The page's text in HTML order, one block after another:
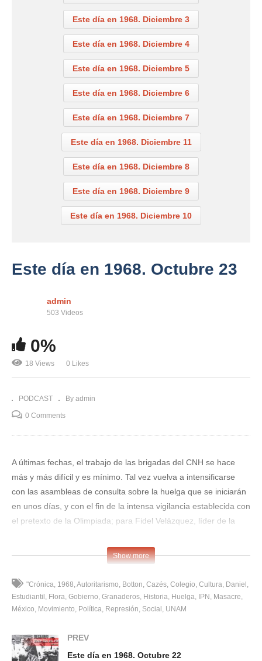
Este día en 1968. Diciembre 3
Este día en 1968. Diciembre 4
Este día en 1968. Diciembre 5
Este día en 1968. Diciembre 6
Este día en 1968. Diciembre 7
Este día en 1968. Diciembre 11
Este día en 1968. Diciembre 8
Este día en 1968. Diciembre 9
Este día en 1968. Diciembre 10
Este día en 1968. Octubre 23
admin
503 Videos
0%
18 Views 0 Likes
PODCAST By admin
0 Comments
A últimas fechas, el trabajo de las brigadas del CNH se hace
más y más difícil y es mínimo. Tal vez vuelva a intensificarse
con las asambleas de consulta sobre la huelga que se iniciarán
en unos días, y con el fin de la intensa vigilancia establecida con
el pretexto de la Olimpiada; para Fidel Velázquez, líder de la
contrarrestar cualquier intento de subversión. …Esto y más
sucedía un día como hoy 23 de octubre, hace 50
años. #EsteDíaEn1968
(Visited 18 times, 1 visits today)
Show more
"Crónica 1968 Autoritarismo Botton Cazés Colegio Cultura Daniel
Estudiantil
Flora Gobierno Granaderos Historia Huelga IPN
Masacre
México
Movimiento Política Represión Social UNAM
PREV
Este día en 1968. Octubre 22